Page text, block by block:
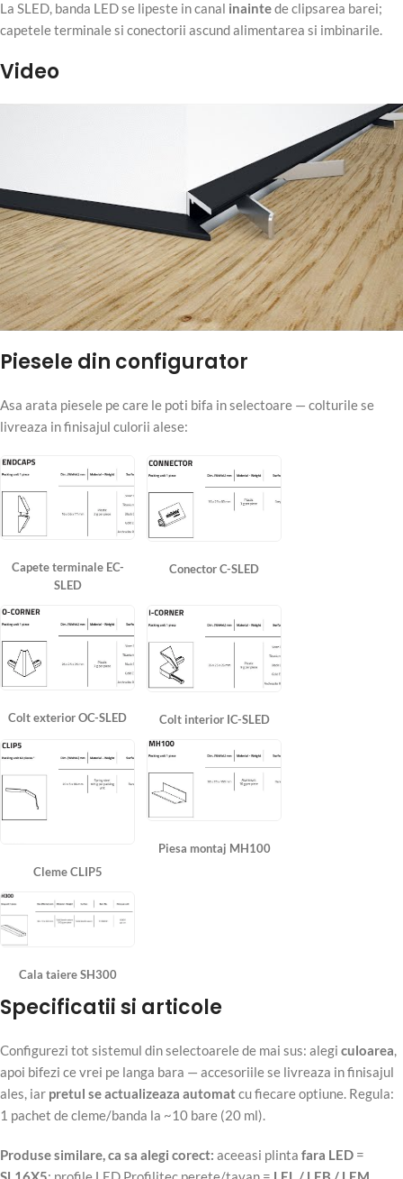
La SLED, banda LED se lipeste in canal inaintede clipsarea barei;
capetele terminale si conectorii ascund alimentarea si imbinarile.
Video
Piesele din configurator
Asa arata piesele pe care le poti bifa in selectoare — colturile se
livreaza in finisajul culorii alese:
Capete terminale EC-
SLED
Conector C-SLED
Colt exterior OC-SLED Colt interior IC-SLED
Cleme CLIP5
Piesa montaj MH100
Cala taiere SH300
Specificatii si articole
Configurezi tot sistemul din selectoarele de mai sus: alegi culoarea,
apoi bifezi ce vrei pe langa bara — accesoriile se livreaza in finisajul
ales, iar pretul se actualizeaza automatcu fiecare optiune. Regula:
1 pachet de cleme/banda la ~10 bare (20 ml).
Produse similare, ca sa alegi corect: aceeasi plinta fara LED =